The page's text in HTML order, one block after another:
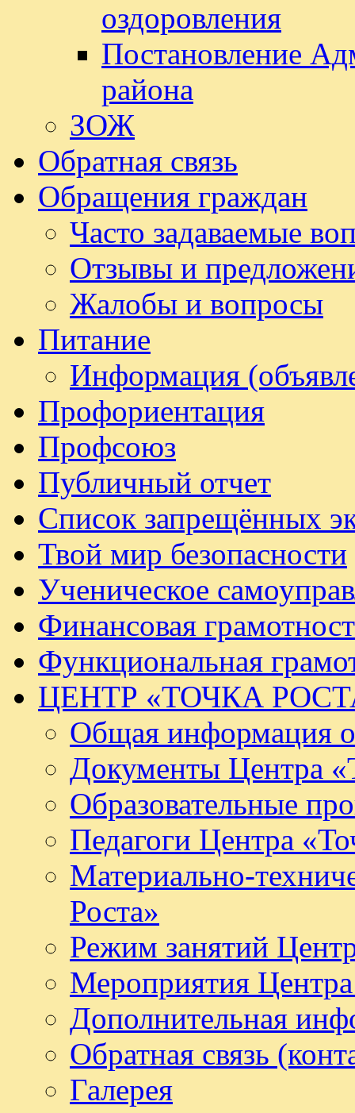
оздоровления
Постановление
района
ЗОЖ
Обратная связь
Обращения граждан
Часто задаваемые
Отзывы и
Жалобы и вопросы
Питание
Информация
Профориентация
Профсоюз
Публичный отчет
Список запрещённых
Твой мир безопасности
Ученическое
Финансовая
Функциональная
ЦЕНТР «ТОЧКА
Общая информация о
Документы Центра
Образовательные
Педагоги Центра
Материально-
Роста»
Режим занятий
Мероприятия
Дополнительная
Обратная связь
Галерея